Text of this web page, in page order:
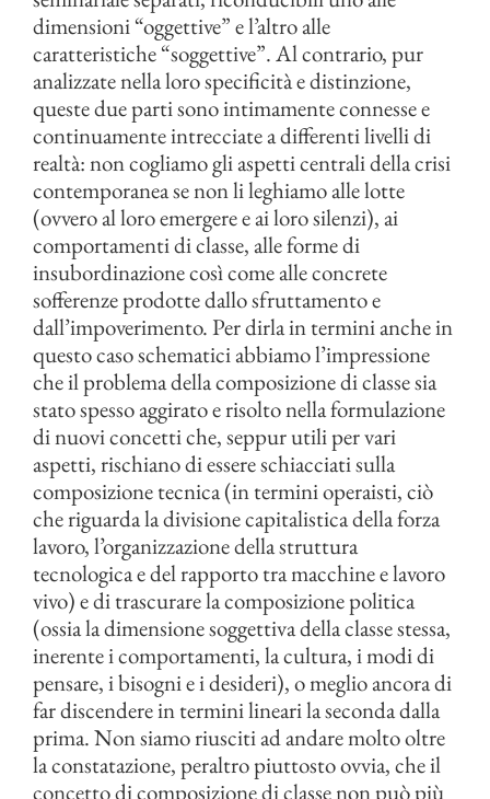
dimensioni “oggettive” e l’altro alle
caratteristiche “soggettive”. Al contrario, pur
analizzate nella loro specificità e distinzione,
queste due parti sono intimamente connesse e
continuamente intrecciate a differenti livelli di
realtà: non cogliamo gli aspetti centrali della crisi
contemporanea se non li leghiamo alle lotte
(ovvero al loro emergere e ai loro silenzi), ai
comportamenti di classe, alle forme di
insubordinazione così come alle concrete
sofferenze prodotte dallo sfruttamento e
dall’impoverimento. Per dirla in termini anche in
questo caso schematici abbiamo l’impressione
che il problema della composizione di classe sia
stato spesso aggirato e risolto nella formulazione
di nuovi concetti che, seppur utili per vari
aspetti, rischiano di essere schiacciati sulla
composizione tecnica (in termini operaisti, ciò
che riguarda la divisione capitalistica della forza
lavoro, l’organizzazione della struttura
tecnologica e del rapporto tra macchine e lavoro
vivo) e di trascurare la composizione politica
(ossia la dimensione soggettiva della classe stessa,
inerente i comportamenti, la cultura, i modi di
pensare, i bisogni e i desideri), o meglio ancora di
far discendere in termini lineari la seconda dalla
prima. Non siamo riusciti ad andare molto oltre
la constatazione, peraltro piuttosto ovvia, che il
concetto di composizione di classe non può più